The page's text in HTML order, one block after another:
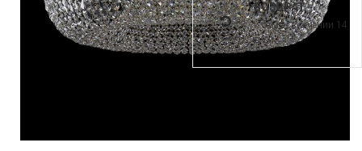
ВОЗВРАТ
и обмен в течении 14
дней